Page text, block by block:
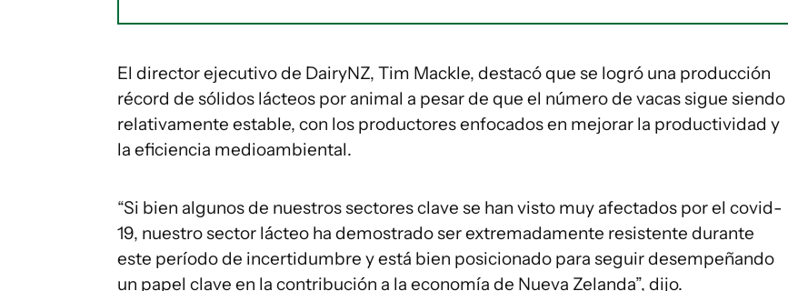
El director ejecutivo de DairyNZ, Tim Mackle, destacó que se logró una producción
récord de sólidos lácteos por animal a pesar de que el número de vacas sigue siendo
relativamente estable, con los productores enfocados en mejorar la productividad y
la eficiencia medioambiental.
“Si bien algunos de nuestros sectores clave se han visto muy afectados por el covid-
19, nuestro sector lácteo ha demostrado ser extremadamente resistente durante
este período de incertidumbre y está bien posicionado para seguir desempeñando
un papel clave en la contribución a la economía de Nueva Zelanda”, dijo.